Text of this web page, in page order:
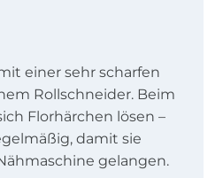
einer sehr scharfen
Rollschneider. Beim
Florhärchen lösen –
damit sie
gelangen.